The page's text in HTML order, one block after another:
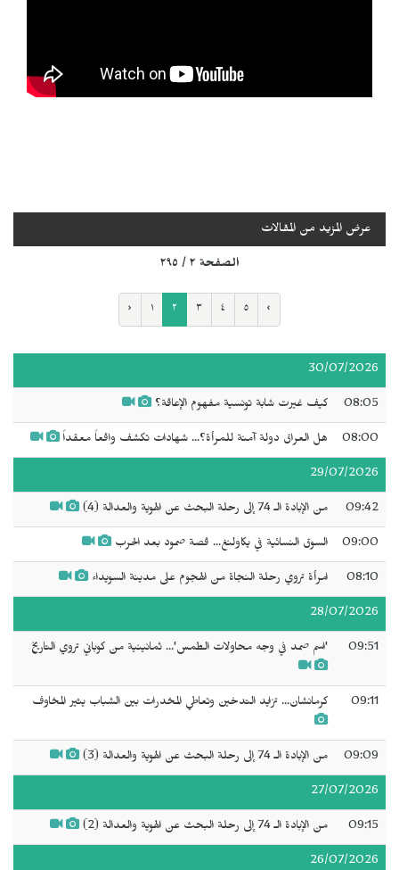
عرض المزيد من المقالات
الصفحة ٢ / ٢٩٥
‹ ١ ٢ ٣ ٤ ٥ ›
30/07/2026
08:05 كيف غيرت شابة تونسية مفهوم الإعاقة؟
08:00 هل العراق دولة آمنة للمرأة؟... شهادات تكشف واقعاً معقداً
29/07/2026
09:42 من الإبادة الـ 74 إلى رحلة البحث عن الهوية والعدالة (4)
09:00 السوق النسائية في يكاولنغ... قصة صمود بعد الحرب
08:10 امرأة تروي رحلة النجاة من الهجوم على مدينة السويداء
28/07/2026
09:51 'اسم صمد في وجه محاولات الطمس'... ثمانينية من كوباني تروي التاريخ
09:11 كرمانشان... تزايد التدخين وتعاطي المخدرات بين الشباب يثير المخاوف
09:09 من الإبادة الـ 74 إلى رحلة البحث عن الهوية والعدالة (3)
27/07/2026
09:15 من الإبادة الـ 74 إلى رحلة البحث عن الهوية والعدالة (2)
26/07/2026